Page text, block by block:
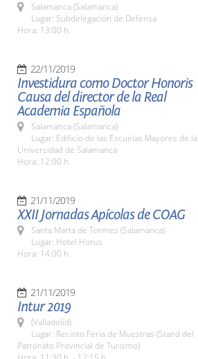
Salamanca (Salamanca)
Lugar: Subdelegación de Defensa
Hora: 13:00 h.
22/11/2019
Investidura como Doctor Honoris
Causa del director de la Real
Academia Española
Salamanca (Salamanca)
Lugar: Edificio de las Escuelas Mayores de la
Universidad de Salamanca
Hora: 12:00 h.
21/11/2019
XXII Jornadas Apícolas de COAG
Santa Marta de Tormes (Salamanca)
Lugar: Hotel Horus
Hora: 14:00 h.
21/11/2019
Intur 2019
(Valladolid)
Lugar: Recinto Feria de Muestras (Stand del
Patronato Provincial de Turismo)